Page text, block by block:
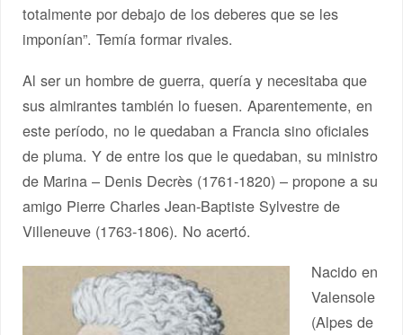
totalmente por debajo de los deberes que se les
imponían”. Temía formar rivales.
Al ser un hombre de guerra, quería y necesitaba que
sus almirantes también lo fuesen. Aparentemente, en
este período, no le quedaban a Francia sino oficiales
de pluma. Y de entre los que le quedaban, su ministro
de Marina – Denis Decrès (1761-1820) – propone a su
amigo Pierre Charles Jean-Baptiste Sylvestre de
Villeneuve (1763-1806). No acertó.
Nacido en
Valensole
(Alpes de